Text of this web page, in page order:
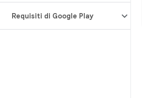
Requisiti di Google Play